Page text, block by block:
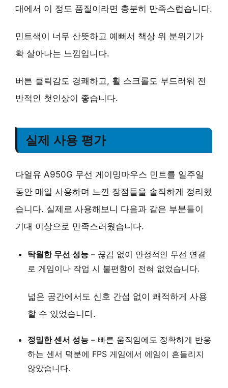
대에서 이 정도 품질이라면 충분히 만족스럽습니다.
민트색이 너무 산뜻하고 예뻐서 책상 위 분위기가
확 살아나는 느낌입니다.
버튼 클릭감도 경쾌하고, 휠 스크롤도 부드러워 전
반적인 첫인상이 좋습니다.
실제 사용 평가
다얼유 A950G 무선 게이밍마우스 민트를 일주일
동안 매일 사용하며 느낀 장점들을 솔직하게 정리했
습니다. 실제로 사용해보니 다음과 같은 부분들이
기대 이상으로 만족스러웠습니다.
탁월한 무선 성능 – 끊김 없이 안정적인 무선 연결
로 게임이나 작업 시 불편함이 전혀 없었습니다.
넓은 공간에서도 신호 간섭 없이 쾌적하게 사용
할 수 있었습니다.
정밀한 센서 성능 – 빠른 움직임에도 정확하게 반응
하는 센서 덕분에 FPS 게임에서 에임이 흔들리지
않았습니다.